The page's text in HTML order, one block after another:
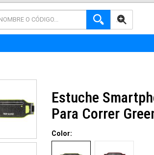
AVANZADA
Estuche
Para Correr
Color: